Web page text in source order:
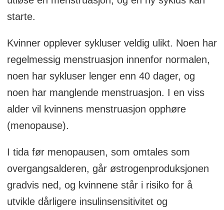
starte.
Kvinner opplever sykluser veldig ulikt. Noen har
regelmessig menstruasjon innenfor normalen,
noen har sykluser lenger enn 40 dager, og
noen har manglende menstruasjon. I en viss
alder vil kvinnens menstruasjon opphøre
(menopause).
I tida før menopausen, som omtales som
overgangsalderen, går østrogenproduksjonen
gradvis ned, og kvinnene står i risiko for å
utvikle dårligere insulinsensitivitet og